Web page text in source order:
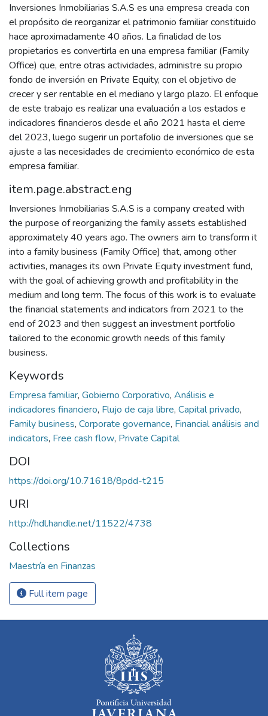
Inversiones Inmobiliarias S.A.S es una empresa creada con
el propósito de reorganizar el patrimonio familiar constituido
hace aproximadamente 40 años. La finalidad de los
propietarios es convertirla en una empresa familiar (Family
Office) que, entre otras actividades, administre su propio
fondo de inversión en Private Equity, con el objetivo de
crecer y ser rentable en el mediano y largo plazo. El enfoque
de este trabajo es realizar una evaluación a los estados e
indicadores financieros desde el año 2021 hasta el cierre
del 2023, luego sugerir un portafolio de inversiones que se
ajuste a las necesidades de crecimiento económico de esta
empresa familiar.
item.page.abstract.eng
Inversiones Inmobiliarias S.A.S is a company created with
the purpose of reorganizing the family assets established
approximately 40 years ago. The owners aim to transform it
into a family business (Family Office) that, among other
activities, manages its own Private Equity investment fund,
with the goal of achieving growth and profitability in the
medium and long term. The focus of this work is to evaluate
the financial statements and indicators from 2021 to the
end of 2023 and then suggest an investment portfolio
tailored to the economic growth needs of this family
business.
Keywords
Empresa familiar, Gobierno Corporativo, Análisis e
indicadores financiero, Flujo de caja libre, Capital privado,
Family business, Corporate governance, Financial análisis and
indicators, Free cash flow, Private Capital
DOI
https://doi.org/10.71618/8pdd-t215
URI
http://hdl.handle.net/11522/4738
Collections
Maestría en Finanzas
Full item page